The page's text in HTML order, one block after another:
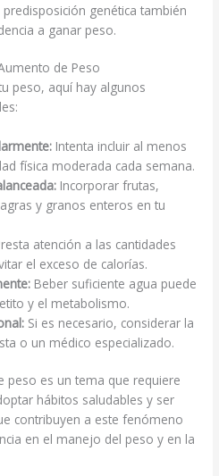
predisposición genética también
a ganar peso.
de Peso
peso, aquí hay algunos
Intenta incluir al menos
física moderada cada semana.
Incorporar frutas,
y granos enteros en tu
atención a las cantidades
el exceso de calorías.
Beber suficiente agua puede
y el metabolismo.
Si es necesario, considerar la
o un médico especializado.
peso es un tema que requiere
hábitos saludables y ser
contribuyen a este fenómeno
en el manejo del peso y en la